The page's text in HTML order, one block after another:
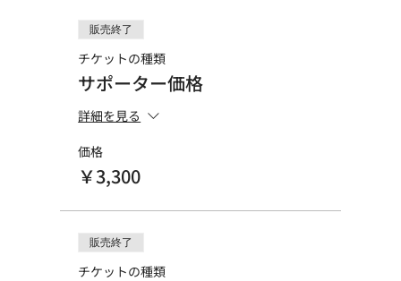
販売終了
チケットの種類
サポーター価格
詳細を見る
価格
￥3,300
販売終了
チケットの種類